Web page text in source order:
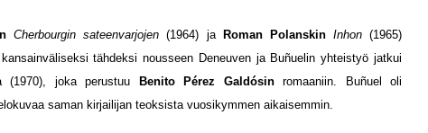
Cherbourgin sateenvarjojen (1964) ja Roman Polanskin Inhon(1965)
tähdeksi nousseen Deneuven ja Buñuelin yhteistyö jatkui
(1970), joka perustuu
Benito Pérez Galdósinromaaniin. Buñuel oli
saman kirjailijan teoksista vuosikymmen aikaisemmin.